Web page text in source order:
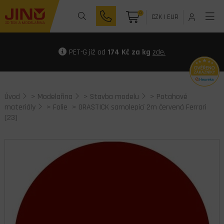
0 CZK| EUR
PET-G již od 174 Kč za kg zde.
Úvod > Modelařina > Stavba modelu > Potahové
materiály
> Folie > ORASTICK samolepící 2m červená Ferrari
(23)